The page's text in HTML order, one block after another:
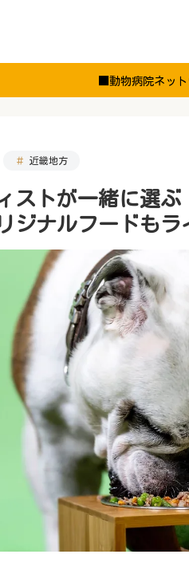
■動物病院ネッ
近畿地方
ストが一緒に選
ジナルフードもラ